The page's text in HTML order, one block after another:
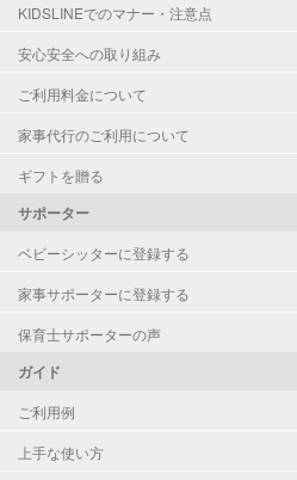
KIDSLINEでのマナー・注意点
安心安全への取り組み
ご利用料金について
家事代行のご利用について
ギフトを贈る
サポーター
ベビーシッターに登録する
家事サポーターに登録する
保育士サポーターの声
ガイド
ご利用例
上手な使い方